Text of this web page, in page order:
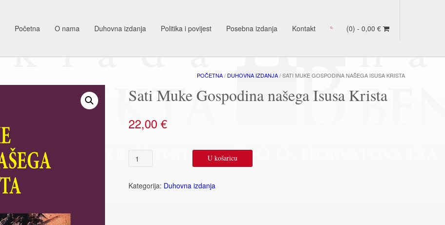
(0) - 0,00 €
Početna O nama Duhovna izdanja Politika i povijest Posebna izdanja Kontakt
POČETNA/ DUHOVNA IZDANJA/ SATI MUKE GOSPODINA NAŠEGA ISUSA KRISTA
Sati Muke Gospodina našega Isusa Krista
22,00 €
Sati
Muke
našega
U košaricu
Kategorija: Duhovna izdanja